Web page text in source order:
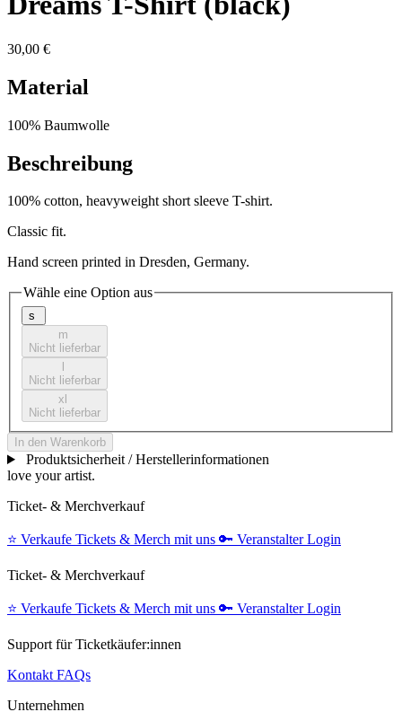
30,00 €
Material
100% Baumwolle
Beschreibung
100% cotton, heavyweight short sleeve T-shirt.
Classic fit.
Hand screen printed in Dresden, Germany.
Wähle eine Option aus
s
m
Nicht lieferbar
Nicht lieferbar
xl
Nicht lieferbar
In den Warenkorb
Produktsicherheit / Herstellerinformationen
love your artist.
Ticket- & Merchverkauf
⭐️ Verkaufe Tickets & Merch mit uns 🔑 Veranstalter Login
Ticket- & Merchverkauf
⭐️ Verkaufe Tickets & Merch mit uns 🔑 Veranstalter Login
Support für Ticketkäufer:innen
Kontakt FAQs
Unternehmen